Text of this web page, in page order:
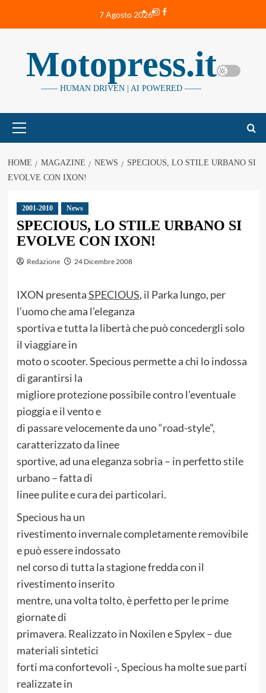
7 Agosto 2026Instagram
Facebook
Motopress.it
—— HUMAN DRIVEN | AI POWERED ——
principale
HOME MAGAZINE NEWS
SPECIOUS, LO STILE URBANO SI
EVOLVE CON IXON!
2001-2010 News
SPECIOUS, LO STILE URBANO SI
EVOLVE CON IXON!
Redazione 24 Dicembre 2008
IXON presentaSPECIOUS, il Parka lungo, per
l’uomo che ama l’eleganza
sportiva e tutta la libertà che può concedergli solo
il viaggiare in
moto o scooter. Specious permette a chi lo indossa
di garantirsi la
migliore protezione possibile contro l’eventuale
pioggia e il vento e
di passare velocemente da uno “road-style”,
caratterizzato da linee
sportive, ad una eleganza sobria – in perfetto stile
urbano – fatta di
linee pulite e cura dei particolari.
Specious ha un
rivestimento invernale completamente removibile
e può essere indossato
nel corso di tutta la stagione fredda con il
rivestimento inserito
mentre, una volta tolto, è perfetto per le prime
giornate di
primavera. Realizzato in Noxilen e Spylex – due
materiali sintetici
forti ma confortevoli -, Specious ha molte sue parti
realizzate in